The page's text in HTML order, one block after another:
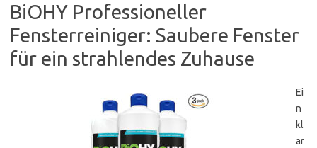
BiOHY Professioneller
Fensterreiniger: Saubere Fenster
für ein strahlendes Zuhause
Ei
n
kl
ar